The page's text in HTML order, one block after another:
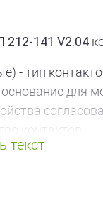
212-141 V2.04
- тип
для
контактами